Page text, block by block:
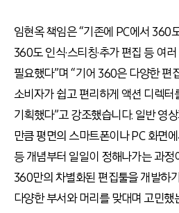
임현옥 책임은 “기존에 PC에서 360
360도 인식·스티칭·추가 편집 등 여
필요했다”며 “기어 360은 다양한 편
소비자가 쉽고 편리하게 액션 디렉터
기획했다”고 강조했습니다. 일반 영
만큼 평면의 스마트폰이나 PC 화면
등 개념부터 일일이 정해나가는 과정
360만의 차별화된 편집툴을 개발하
다양한 부서와 머리를 맞대며 고민했